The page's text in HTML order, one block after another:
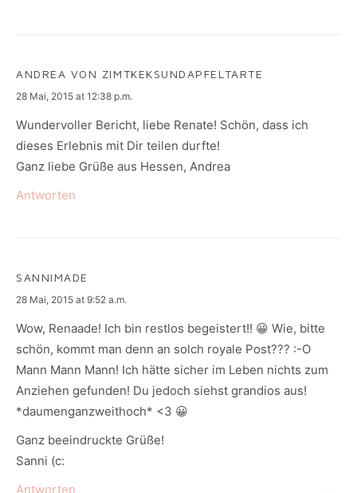
ANDREA VON ZIMTKEKSUNDAPFELTARTE
says:
28 Mai, 2015 at 12:38 p.m.
Wundervoller Bericht, liebe Renate! Schön, dass ich
dieses Erlebnis mit Dir teilen durfte!
Ganz liebe Grüße aus Hessen, Andrea
Antworten
SANNIMADE
says:
28 Mai, 2015 at 9:52 a.m.
Wow, Renaade! Ich bin restlos begeistert!! 😀 Wie, bitte
schön, kommt man denn an solch royale Post??? :-O
Mann Mann Mann! Ich hätte sicher im Leben nichts zum
Anziehen gefunden! Du jedoch siehst grandios aus!
*daumenganzweithoch* <3 😀
Ganz beeindruckte Grüße!
Sanni (c:
Antworten